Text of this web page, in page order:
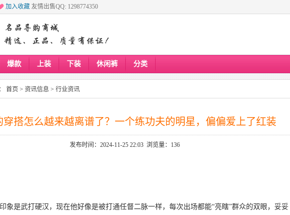
加入收藏 友情出售QQ: 1298774350
爆款 上装 下装 休闲裤 分类
首页 > 资讯信息 > 行业资讯
穿搭怎么越来越离谱了？一个练功夫的明星，偏偏爱上了红装
发布时间：2024-11-25 22:03 浏览量：136
象是武打硬汉，现在他好像是被打通任督二脉一样，每次出场都能“亮瞎”群众的双眼，妥妥